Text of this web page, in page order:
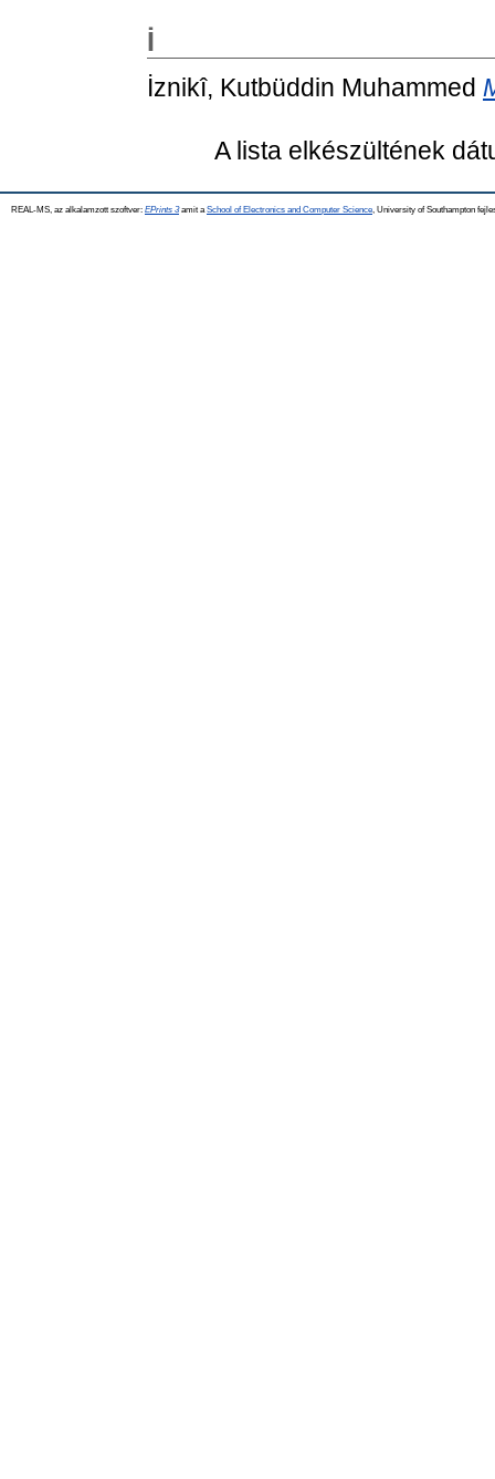
İ
İznikî, Kutbüddin Muhammed
A lista elkészültének
REAL-MS, az alkalamzott szoftver: EPrints 3amit a School of Electronics and Computer Science , University of Southampton